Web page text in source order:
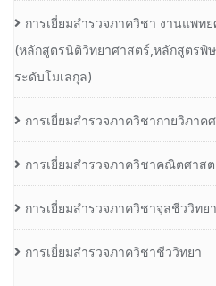
การเยี่ยมสำรวจภาควิชา งานแพ
(หลักสูตรนิติวิทยาศาสตร์,หลักสูตรพิ
ระดับโมเลกุล)
การเยี่ยมสำรวจภาควิชากายวิภาค
การเยี่ยมสำรวจภาควิชาคณิตศาส
การเยี่ยมสำรวจภาควิชาจุลชีววิทยา
การเยี่ยมสำรวจภาควิชาชีววิทยา